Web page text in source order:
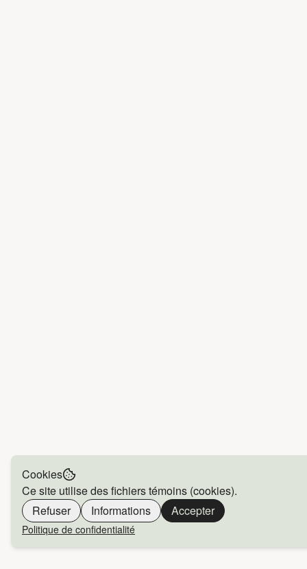
Cookies
Ce site utilise des fichiers témoins (cookies).
Refuser
Informations Accepter
Politique de confidentialité